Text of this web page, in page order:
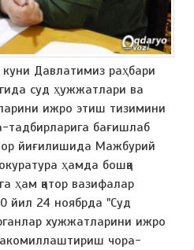
Давлатимиз раҳбари
суд ҳужжатлари ва
ижро этиш тизимини
бағишлаб
йиғилишида Мажбурий
ҳамда бошқа
ҳам қатор вазифалар
йил 24 ноябрда "Суд
хужжатларини ижро
чора-